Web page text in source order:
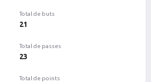
Total de buts
21
Total de passes
23
Total de points